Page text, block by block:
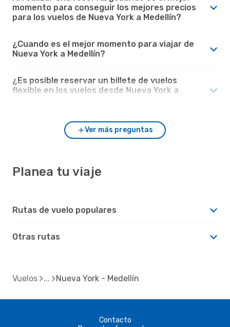
momento para conseguir los mejores precios
para los vuelos de Nueva York a Medellín?
¿Cuando es el mejor momento para viajar de
Nueva York a Medellín?
¿Es posible reservar un billete de vuelos
flexible en los vuelos desde Nueva York a
Ver más preguntas
Planea tu viaje
Rutas de vuelo populares
Otras rutas
Vuelos Nueva York - Medellín
Contacto